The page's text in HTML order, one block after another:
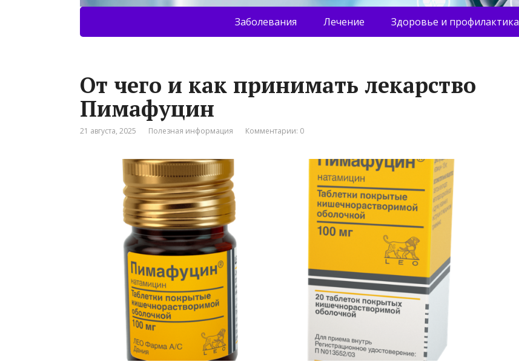
Заболевания Лечение Здоровье и профилактика
От чего и как принимать лекарство
Пимафуцин
21 августа, 2025 Полезная информация Комментарии: 0